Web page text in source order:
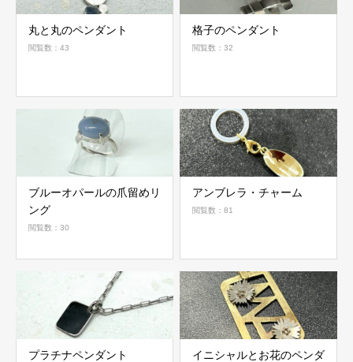
丸と丸のペンダント
閲覧数：43
格子のペンダント
閲覧数：32
ブルーオパールの爪留めリ
ング
閲覧数：30
アンブレラ・チャーム
閲覧数：81
プラチナペンダント
イニシャルとお花のペンダ